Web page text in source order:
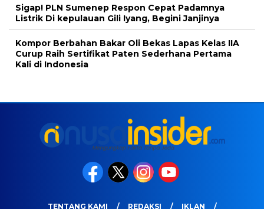
Sigap! PLN Sumenep Respon Cepat Padamnya
Listrik Di kepulauan Gili Iyang, Begini Janjinya
Kompor Berbahan Bakar Oli Bekas Lapas Kelas IIA
Curup Raih Sertifikat Paten Sederhana Pertama
Kali di Indonesia
TENTANG KAMI REDAKSI
IKLAN